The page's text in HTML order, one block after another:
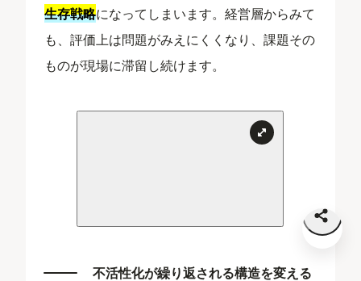
生存戦略になってしまいます。経営層からみて
も、評価上は問題がみえにくくなり、課題その
ものが現場に滞留し続けます。
不活性化が繰り返される構造を変える